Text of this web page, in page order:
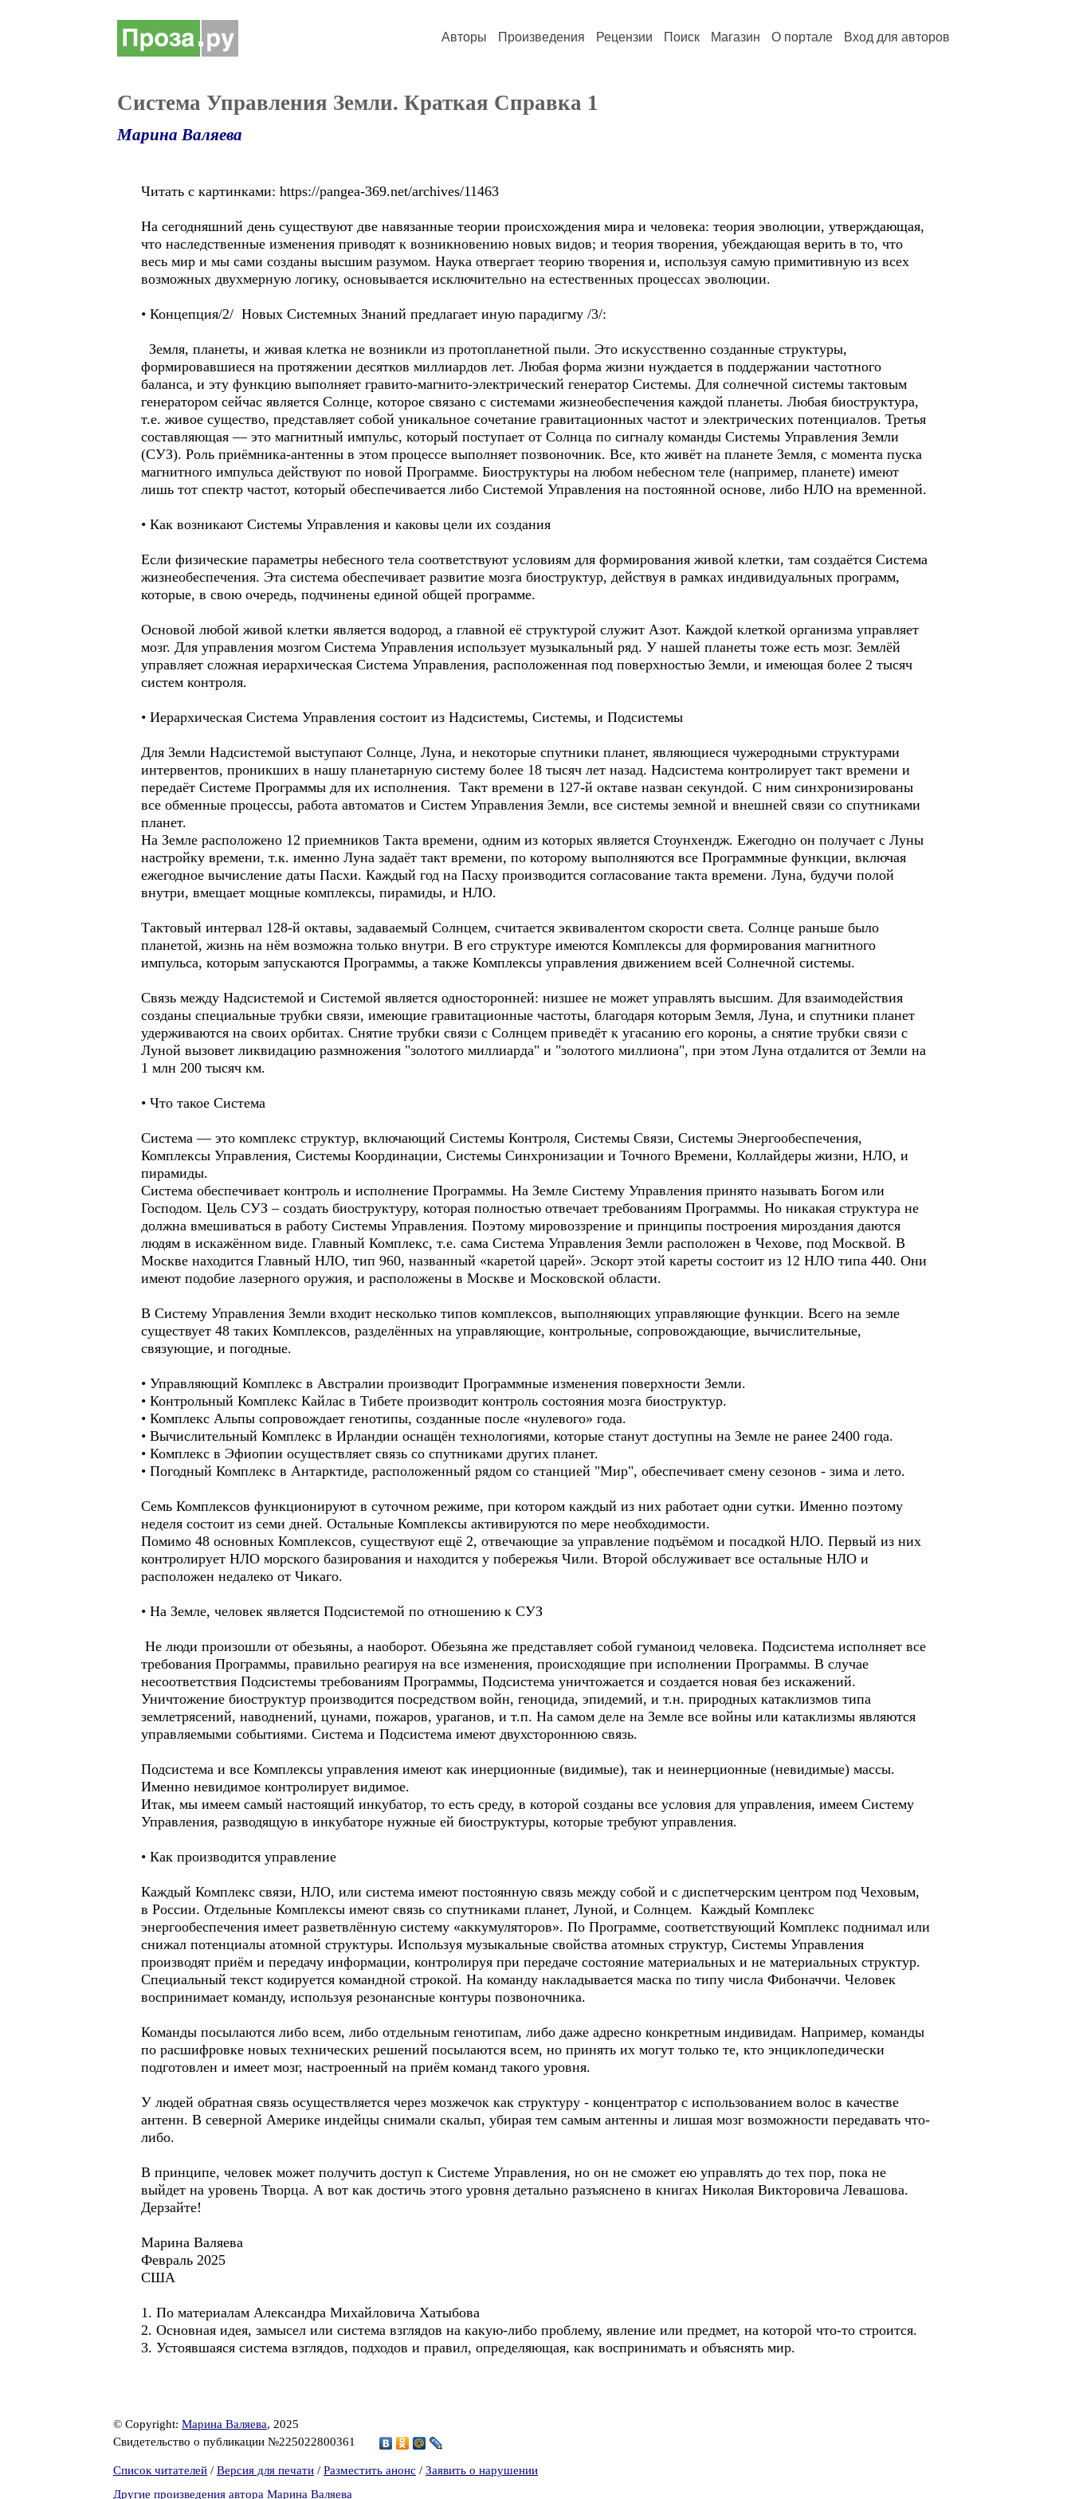
Авторы Произведения Рецензии Поиск Магазин О портале Вход для авторов
Система Управления Земли. Краткая Справка 1
Марина Валяева
Читать с картинками: https://pangea-369.net/archives/11463
На сегодняшний день существуют две навязанные теории происхождения мира и человека: теория эволюции, утверждающая,
что наследственные изменения приводят к возникновению новых видов; и теория творения, убеждающая верить в то, что
весь мир и мы сами созданы высшим разумом. Наука отвергает теорию творения и, используя самую примитивную из всех
возможных двухмерную логику, основывается исключительно на естественных процессах эволюции.
• Концепция/2/ Новых Системных Знаний предлагает иную парадигму /3/:
Земля, планеты, и живая клетка не возникли из протопланетной пыли. Это искусственно созданные структуры,
формировавшиеся на протяжении десятков миллиардов лет. Любая форма жизни нуждается в поддержании частотного
баланса, и эту функцию выполняет гравито-магнито-электрический генератор Системы. Для солнечной системы тактовым
генератором сейчас является Солнце, которое связано с системами жизнеобеспечения каждой планеты. Любая биоструктура,
т.е. живое существо, представляет собой уникальное сочетание гравитационных частот и электрических потенциалов. Третья
составляющая — это магнитный импульс, который поступает от Солнца по сигналу команды Системы Управления Земли
(СУЗ). Роль приёмника-антенны в этом процессе выполняет позвоночник. Все, кто живёт на планете Земля, с момента пуска
магнитного импульса действуют по новой Программе. Биоструктуры на любом небесном теле (например, планете) имеют
лишь тот спектр частот, который обеспечивается либо Системой Управления на постоянной основе, либо НЛО на временной.
• Как возникают Системы Управления и каковы цели их создания
Если физические параметры небесного тела соответствуют условиям для формирования живой клетки, там создаётся Система
жизнеобеспечения. Эта система обеспечивает развитие мозга биоструктур, действуя в рамках индивидуальных программ,
которые, в свою очередь, подчинены единой общей программе.
Основой любой живой клетки является водород, а главной её структурой служит Азот. Каждой клеткой организма управляет
мозг. Для управления мозгом Система Управления использует музыкальный ряд. У нашей планеты тоже есть мозг. Землёй
управляет сложная иерархическая Система Управления, расположенная под поверхностью Земли, и имеющая более 2 тысяч
систем контроля.
• Иерархическая Система Управления состоит из Надсистемы, Системы, и Подсистемы
Для Земли Надсистемой выступают Солнце, Луна, и некоторые спутники планет, являющиеся чужеродными структурами
интервентов, проникших в нашу планетарную систему более 18 тысяч лет назад. Надсистема контролирует такт времени и
передаёт Системе Программы для их исполнения. Такт времени в 127-й октаве назван секундой. С ним синхронизированы
все обменные процессы, работа автоматов и Систем Управления Земли, все системы земной и внешней связи со спутниками
планет.
На Земле расположено 12 приемников Такта времени, одним из которых является Стоунхендж. Ежегодно он получает с Луны
настройку времени, т.к. именно Луна задаёт такт времени, по которому выполняются все Программные функции, включая
ежегодное вычисление даты Пасхи. Каждый год на Пасху производится согласование такта времени. Луна, будучи полой
внутри, вмещает мощные комплексы, пирамиды, и НЛО.
Тактовый интервал 128-й октавы, задаваемый Солнцем, считается эквивалентом скорости света. Солнце раньше было
планетой, жизнь на нём возможна только внутри. В его структуре имеются Комплексы для формирования магнитного
импульса, которым запускаются Программы, а также Комплексы управления движением всей Солнечной системы.
Связь между Надсистемой и Системой является односторонней: низшее не может управлять высшим. Для взаимодействия
созданы специальные трубки связи, имеющие гравитационные частоты, благодаря которым Земля, Луна, и спутники планет
удерживаются на своих орбитах. Снятие трубки связи с Солнцем приведёт к угасанию его короны, а снятие трубки связи с
Луной вызовет ликвидацию размножения "золотого миллиарда" и "золотого миллиона", при этом Луна отдалится от Земли на
1 млн 200 тысяч км.
• Что такое Система
Система — это комплекс структур, включающий Системы Контроля, Системы Связи, Системы Энергообеспечения,
Комплексы Управления, Системы Координации, Системы Синхронизации и Точного Времени, Коллайдеры жизни, НЛО, и
пирамиды.
Система обеспечивает контроль и исполнение Программы. На Земле Систему Управления принято называть Богом или
Господом. Цель СУЗ – создать биоструктуру, которая полностью отвечает требованиям Программы. Но никакая структура не
должна вмешиваться в работу Системы Управления. Поэтому мировоззрение и принципы построения мироздания даются
людям в искажённом виде. Главный Комплекс, т.е. сама Система Управления Земли расположен в Чехове, под Москвой. В
Москве находится Главный НЛО, тип 960, названный «каретой царей». Эскорт этой кареты состоит из 12 НЛО типа 440. Они
имеют подобие лазерного оружия, и расположены в Москве и Московской области.
В Систему Управления Земли входит несколько типов комплексов, выполняющих управляющие функции. Всего на земле
существует 48 таких Комплексов, разделённых на управляющие, контрольные, сопровождающие, вычислительные,
связующие, и погодные.
• Управляющий Комплекс в Австралии производит Программные изменения поверхности Земли.
• Контрольный Комплекс Кайлас в Тибете производит контроль состояния мозга биоструктур.
• Комплекс Альпы сопровождает генотипы, созданные после «нулевого» года.
• Вычислительный Комплекс в Ирландии оснащён технологиями, которые станут доступны на Земле не ранее 2400 года.
• Комплекс в Эфиопии осуществляет связь со спутниками других планет.
• Погодный Комплекс в Антарктиде, расположенный рядом со станцией "Мир", обеспечивает смену сезонов - зима и лето.
Семь Комплексов функционируют в суточном режиме, при котором каждый из них работает одни сутки. Именно поэтому
неделя состоит из семи дней. Остальные Комплексы активируются по мере необходимости.
Помимо 48 основных Комплексов, существуют ещё 2, отвечающие за управление подъёмом и посадкой НЛО. Первый из них
контролирует НЛО морского базирования и находится у побережья Чили. Второй обслуживает все остальные НЛО и
расположен недалеко от Чикаго.
• На Земле, человек является Подсистемой по отношению к СУЗ
Не люди произошли от обезьяны, а наоборот. Обезьяна же представляет собой гуманоид человека. Подсистема исполняет все
требования Программы, правильно реагируя на все изменения, происходящие при исполнении Программы. В случае
несоответствия Подсистемы требованиям Программы, Подсистема уничтожается и создается новая без искажений.
Уничтожение биоструктур производится посредством войн, геноцида, эпидемий, и т.н. природных катаклизмов типа
землетрясений, наводнений, цунами, пожаров, ураганов, и т.п. На самом деле на Земле все войны или катаклизмы являются
управляемыми событиями. Система и Подсистема имеют двухстороннюю связь.
Подсистема и все Комплексы управления имеют как инерционные (видимые), так и неинерционные (невидимые) массы.
Именно невидимое контролирует видимое.
Итак, мы имеем самый настоящий инкубатор, то есть среду, в которой созданы все условия для управления, имеем Систему
Управления, разводящую в инкубаторе нужные ей биоструктуры, которые требуют управления.
• Как производится управление
Каждый Комплекс связи, НЛО, или система имеют постоянную связь между собой и с диспетчерским центром под Чеховым,
в России. Отдельные Комплексы имеют связь со спутниками планет, Луной, и Солнцем. Каждый Комплекс
энергообеспечения имеет разветвлённую систему «аккумуляторов». По Программе, соответствующий Комплекс поднимал или
снижал потенциалы атомной структуры. Используя музыкальные свойства атомных структур, Системы Управления
производят приём и передачу информации, контролируя при передаче состояние материальных и не материальных структур.
Специальный текст кодируется командной строкой. На команду накладывается маска по типу числа Фибоначчи. Человек
воспринимает команду, используя резонансные контуры позвоночника.
Команды посылаются либо всем, либо отдельным генотипам, либо даже адресно конкретным индивидам. Например, команды
по расшифровке новых технических решений посылаются всем, но принять их могут только те, кто энциклопедически
подготовлен и имеет мозг, настроенный на приём команд такого уровня.
У людей обратная связь осуществляется через мозжечок как структуру - концентратор с использованием волос в качестве
антенн. В северной Америке индейцы снимали скальп, убирая тем самым антенны и лишая мозг возможности передавать что-
либо.
В принципе, человек может получить доступ к Системе Управления, но он не сможет ею управлять до тех пор, пока не
выйдет на уровень Творца. А вот как достичь этого уровня детально разъяснено в книгах Николая Викторовича Левашова.
Дерзайте!
Марина Валяева
Февраль 2025
США
1. По материалам Александра Михайловича Хатыбова
2. Основная идея, замысел или система взглядов на какую-либо проблему, явление или предмет, на которой что-то строится.
3. Устоявшаяся система взглядов, подходов и правил, определяющая, как воспринимать и объяснять мир.
© Copyright: Марина Валяева, 2025
Свидетельство о публикации №225022800361
Список читателей / Версия для печати / Разместить анонс / Заявить о нарушении
Другие произведения автора Марина Валяева